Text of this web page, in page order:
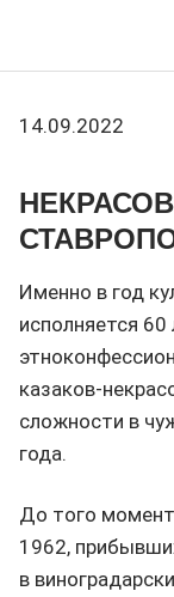
14.09.2022
Именно в год
исполняется
казаков-
сложности в
года.
До того
1962,
в